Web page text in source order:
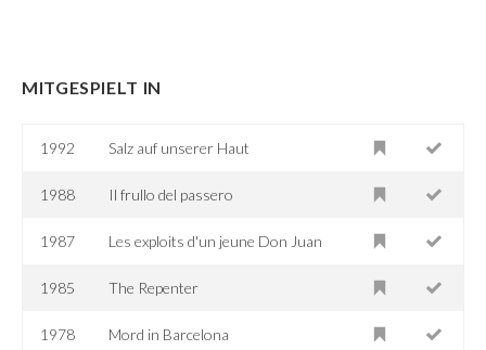
MITGESPIELT IN
1992 Salz auf unserer Haut
1988 Il frullo del passero
1987 Les exploits d'un jeune Don Juan
1985 The Repenter
1978 Mord in Barcelona